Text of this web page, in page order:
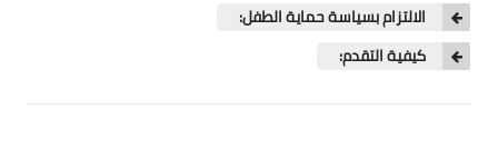
الالتزام بسياسة حماية الطفل:
كيفية التقدم: